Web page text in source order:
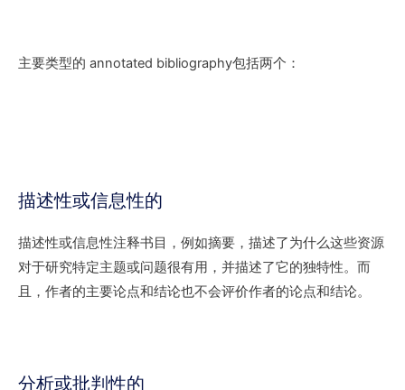
主要类型的 annotated bibliography包括两个：
描述性或信息性的
描述性或信息性注释书目，例如摘要，描述了为什么这些资源
对于研究特定主题或问题很有用，并描述了它的独特性。而
且，作者的主要论点和结论也不会评价作者的论点和结论。
分析或批判性的